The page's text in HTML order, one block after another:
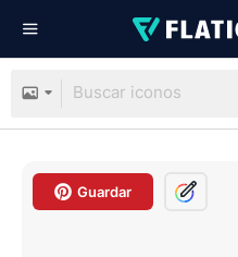
Guardar